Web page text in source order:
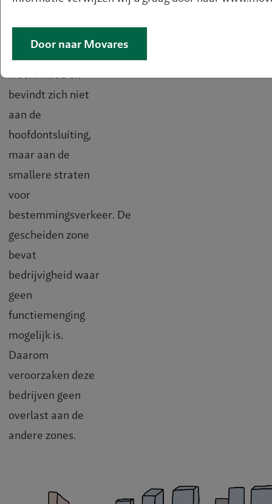
woonmilieu en
bevindt zich niet
aan de
hoofdontsluiting,
maar aan de
smallere straten
voor
bestemmingsverkeer. De
gescheiden zone
bevat
bedrijvigheid waar
geen
functiemenging
mogelijk is.
Daarom
veroorzaken deze
bedrijven geen
overlast aan de
andere zones.
Door naar Movares